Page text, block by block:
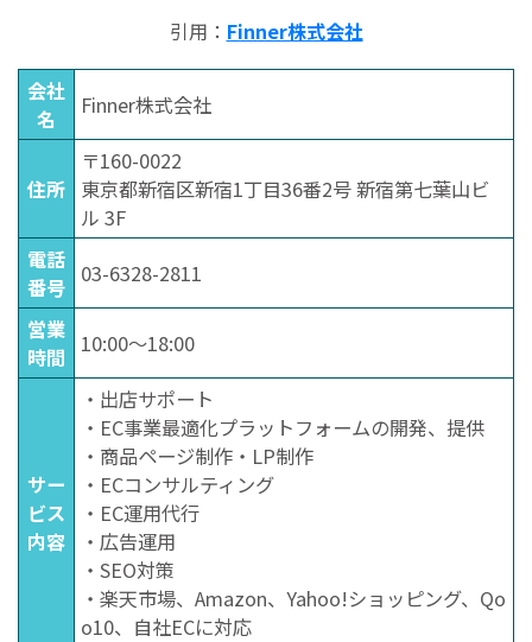
引用： Finner株式会社
会社
名
Finner株式会社
住所
〒160-0022
東京都新宿区新宿1丁目36番2号 新宿第七葉山ビ
ル 3F
電話
番号 03-6328-2811
営業
時間
10:00〜18:00
サー
ビス
内容
・出店サポート
・EC事業最適化プラットフォームの開発、提供
・商品ページ制作・LP制作
・ECコンサルティング
・EC運用代行
・広告運用
・SEO対策
・楽天市場、Amazon、Yahoo!ショッピング、Qo
o10、自社ECに対応